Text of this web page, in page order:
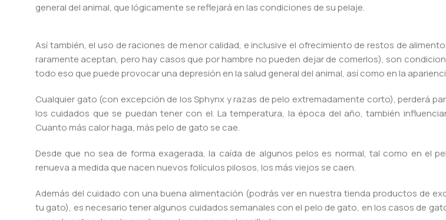
general del animal, que lógicamente se reflejará en las condiciones de su pelaje.
Así también, el uso de raciones de menor calidad, e inclusive el ofrecimiento de restos de
raramente aceptan, pero hay casos que por hambre no pueden dejar de comerlos), son
todo eso que puede provocar una depresión en la salud general del animal, así como en la
Cualquier gato (con excepción de los Sphynx y razas de pelo extremadamente corto), perderá
los cuidados que se puedan tener con el. La temperatura, la época del año, también
Cuanto más calor haga, más pelo de gato se cae.
Desde que no sea de forma exagerada, la caída de algunos pelos es normal, tal como en el
renueva a medida que nacen nuevos folículos pilosos, los más viejos se caen.
Además del cuidado con una buena alimentación (podrás ver en nuestra tienda productos de
tu gato), es necesario tener algunos cuidados semanales con el pelo de gato, en los casos de